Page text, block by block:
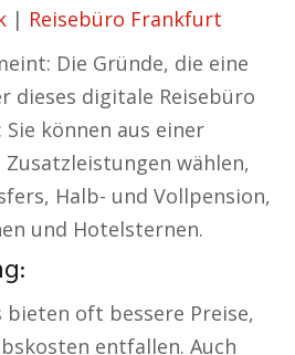
| Reisebüro Frankfurt
Die Gründe, die eine
dieses digitale Reisebüro
können aus einer
wählen,
Halb- und Vollpension,
und Hotelsternen.
bieten oft bessere Preise,
entfallen. Auch